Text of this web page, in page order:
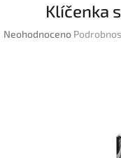
Klíčenka
Průměrné
Neohodnoceno